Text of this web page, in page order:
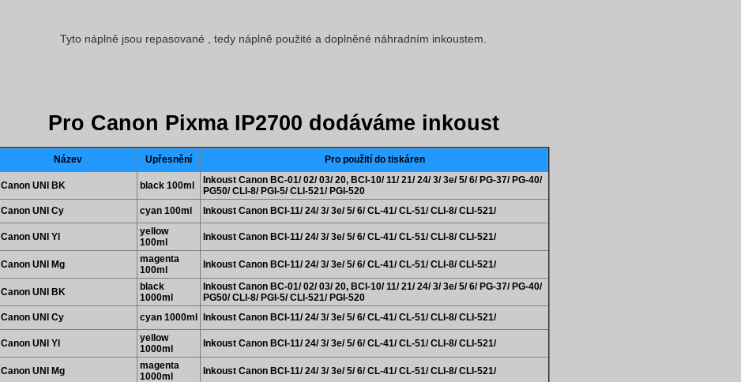
Tyto náplně jsou repasované , tedy náplně použité a doplněné náhradním inkoustem.
Pro Canon Pixma IP2700 dodáváme inkoust
Název Upřesnění Pro použití do tiskáren
Canon UNI BK black 100ml
Inkoust Canon BC-01/ 02/ 03/ 20, BCI-10/ 11/ 21/ 24/ 3/ 3e/ 5/ 6/ PG-37/ PG-40/
PG50/ CLI-8/ PGI-5/ CLI-521/ PGI-520
Canon UNI Cy
cyan 100ml Inkoust Canon BCI-11/ 24/ 3/ 3e/ 5/ 6/ CL-41/ CL-51/ CLI-8/ CLI-521/
Canon UNI Yl
yellow
100ml
Inkoust Canon BCI-11/ 24/ 3/ 3e/ 5/ 6/ CL-41/ CL-51/ CLI-8/ CLI-521/
Canon UNI Mg
magenta
100ml
Inkoust Canon BCI-11/ 24/ 3/ 3e/ 5/ 6/ CL-41/ CL-51/ CLI-8/ CLI-521/
Canon UNI BK
black
1000ml
Inkoust Canon BC-01/ 02/ 03/ 20, BCI-10/ 11/ 21/ 24/ 3/ 3e/ 5/ 6/ PG-37/ PG-40/
PG50/ CLI-8/ PGI-5/ CLI-521/ PGI-520
Canon UNI Cy
cyan 1000ml Inkoust Canon BCI-11/ 24/ 3/ 3e/ 5/ 6/ CL-41/ CL-51/ CLI-8/ CLI-521/
Canon UNI Yl
yellow
1000ml
Inkoust Canon BCI-11/ 24/ 3/ 3e/ 5/ 6/ CL-41/ CL-51/ CLI-8/ CLI-521/
Canon UNI Mg
magenta
1000ml
Inkoust Canon BCI-11/ 24/ 3/ 3e/ 5/ 6/ CL-41/ CL-51/ CLI-8/ CLI-521/